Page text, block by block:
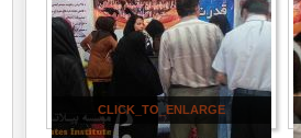
CLICK_TO_ENLARGE